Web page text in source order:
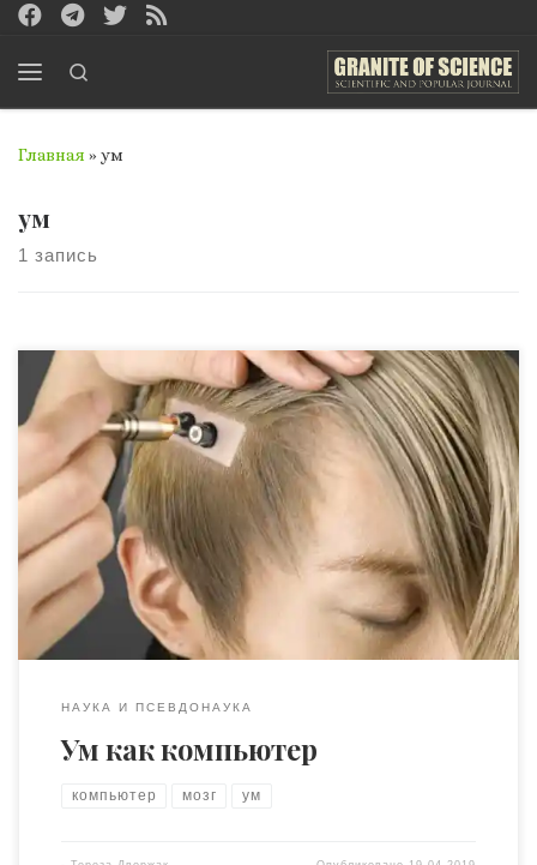
Перейти к содержимому
Главная » ум
ум
1 запись
Ум – как компьютер? Можно подумать, что это идея
принадлежит промышляющему технологиями 21
веку? Серьёзно? Сомнительно? И можно ли вообще
поднимать «дамоклов меч» на столь знатное и широко
известное заявление? Эта статья о том, как лишний раз
убедиться, что всё новое — просто хорошо забытое
старое. Неплохой повод вспомнить фамилии […]
НАУКА И ПСЕВДОНАУКА
Ум как компьютер
компьютер мозг ум